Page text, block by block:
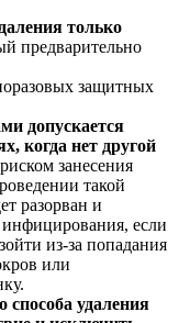
только
предварительно
защитных
допускается
когда нет другой
занесения
такой
разорван и
инфицирования, если
из-за попадания
или
способа удаления